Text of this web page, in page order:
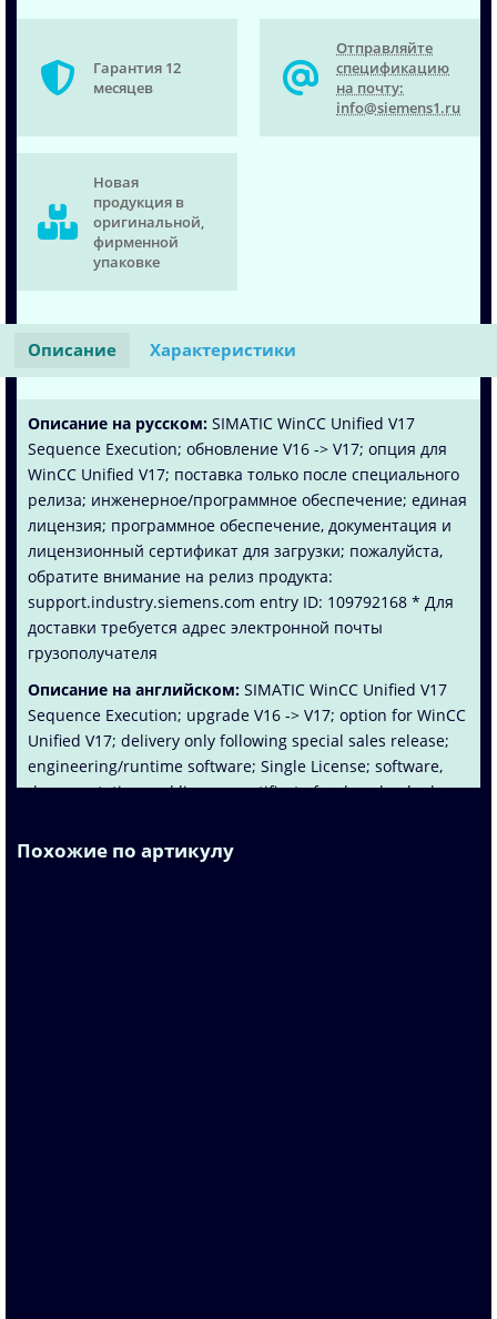
Гарантия 12
месяцев
Отправляйте
спецификацию
на почту:
info@siemens1.ru
Новая
продукция в
оригинальной,
фирменной
упаковке
Описание Характеристики
Описание на русском: SIMATIC WinCC Unified V17
Sequence Execution; обновление V16 -> V17; опция для
WinCC Unified V17; поставка только после специального
релиза; инженерное/программное обеспечение; единая
лицензия; программное обеспечение, документация и
лицензионный сертификат для загрузки; пожалуйста,
обратите внимание на релиз продукта:
support.industry.siemens.com entry ID: 109792168 * Для
доставки требуется адрес электронной почты
грузополучателя
Описание на английском: SIMATIC WinCC Unified V17
Sequence Execution; upgrade V16 -> V17; option for WinCC
Unified V17; delivery only following special sales release;
engineering/runtime software; Single License; software,
documentation and license certificate for download; please
entry ID: 109792168 * Consignee e-mail address required
Похожие по артикулу